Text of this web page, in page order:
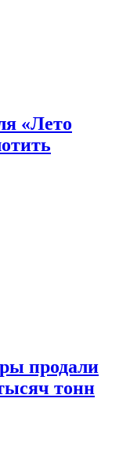
«Лето
продали
тонн